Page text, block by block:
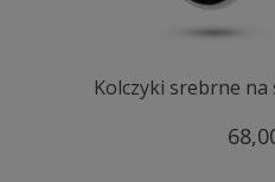
Kolczyki srebrne na